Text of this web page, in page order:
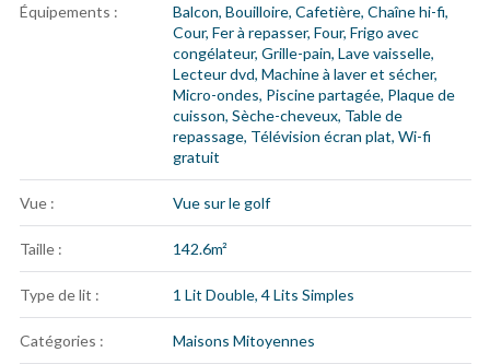
Équipements : Balcon, Bouilloire, Cafetière, Chaîne hi-fi,
Cour, Fer à repasser, Four, Frigo avec
congélateur, Grille-pain, Lave vaisselle,
Lecteur dvd, Machine à laver et sécher,
Micro-ondes, Piscine partagée, Plaque de
cuisson, Sèche-cheveux, Table de
repassage, Télévision écran plat, Wi-fi
gratuit
Vue : Vue sur le golf
Taille : 142.6m²
Type de lit : 1 Lit Double, 4 Lits Simples
Catégories : Maisons Mitoyennes